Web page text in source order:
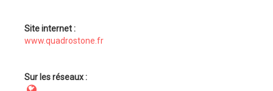
Site internet :
www.quadrostone.fr
Sur les réseaux :